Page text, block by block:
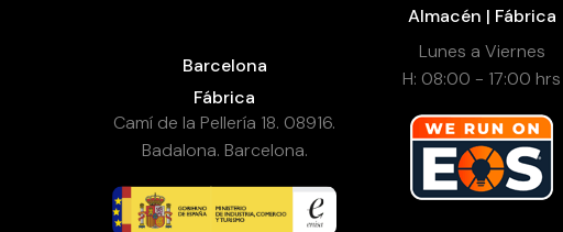
Barcelona
Fábrica
Camí de la Pellería 18. 08916.
Badalona. Barcelona.
Almacén | Fábrica
Lunes a Viernes
H: 08:00 - 17:00 hrs